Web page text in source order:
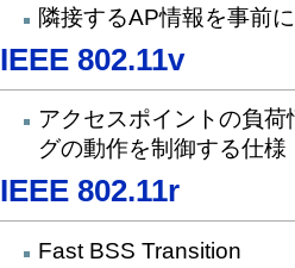
隣接するAP情報を事前
IEEE 802.11v
アクセスポイントの負
グの動作を制御する仕様
IEEE 802.11r
Fast BSS Transition